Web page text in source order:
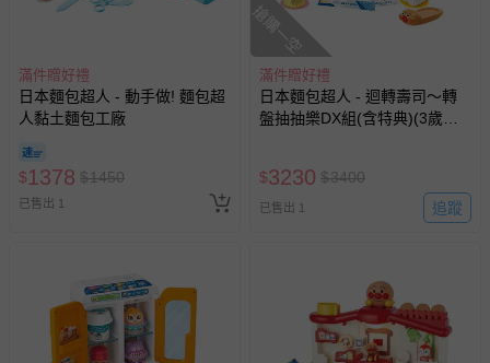
滿件贈好禮
日本麵包超人 - 動手做! 麵包超
人黏土麵包工廠
$1378 $1450
已售出 1
搶購一空
滿件贈好禮
日本麵包超人 - 迴轉壽司～轉
盤抽抽樂DX組(含特典)(3歲以
$3230 $3400
已售出 1 追蹤